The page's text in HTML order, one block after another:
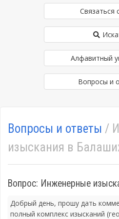
Связаться
Алфавитный
Вопросы и
Вопросы и ответы /
изыскания в
Вопрос: Инженерные
Добрый день, прошу дать
полный комплекс изысканий